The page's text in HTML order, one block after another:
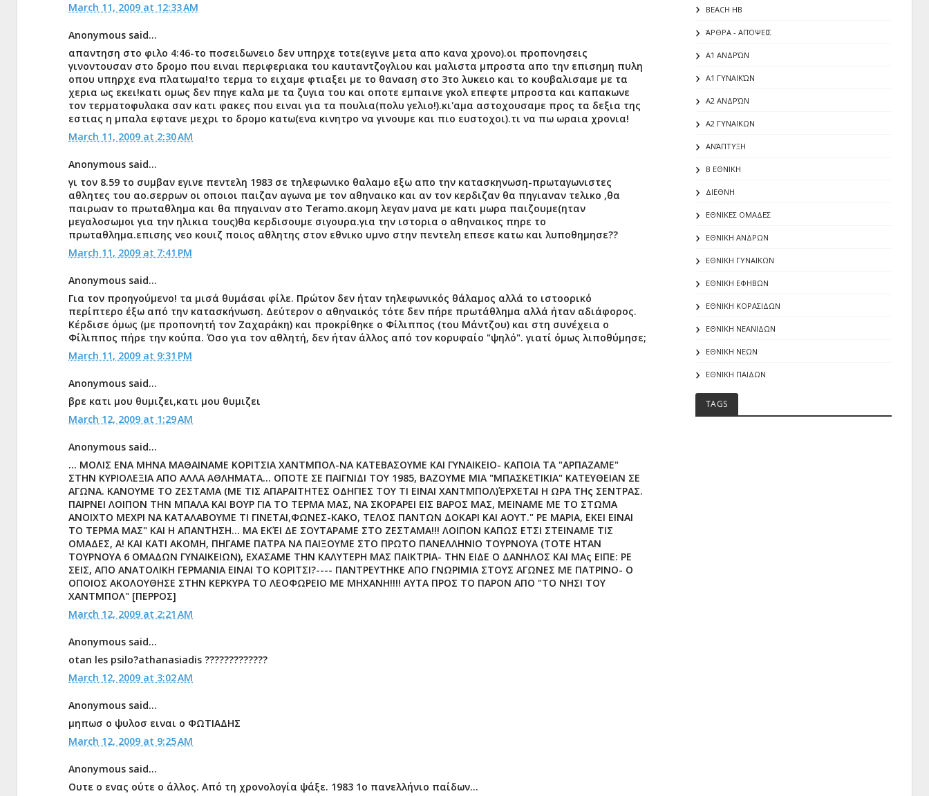
March 11, 2009 at 12:33 AM
Anonymous said...
απαντηση στο φιλο 4:46-το ποσειδωνειο δεν υπηρχε τοτε(εγινε μετα απο κανα χρονο).οι προπονησεις
γινοντουσαν στο δρομο που ειναι περιφεριακα του καυταντζογλιου και μαλιστα μπροστα απο την επισημη πυλη
οπου υπηρχε ενα πλατωμα!το τερμα το ειχαμε φτιαξει με το θαναση στο 3το λυκειο και το κουβαλισαμε με τα
χερια ως εκει!κατι ομως δεν πηγε καλα με τα ζυγια του και οποτε εμπαινε γκολ επεφτε μπροστα και καπακωνε
τον τερματοφυλακα σαν κατι φακες που ειναι για τα πουλια(πολυ γελιο!).κι'αμα αστοχουσαμε προς τα δεξια της
εστιας η μπαλα εφτανε μεχρι το δρομο κατω(ενα κινητρο να γινουμε και πιο ευστοχοι).τι να πω ωραια χρονια!
March 11, 2009 at 2:30 AM
Anonymous said...
γι τον 8.59 το συμβαν εγινε πεντελη 1983 σε τηλεφωνικο θαλαμο εξω απο την κατασκηνωση-πρωταγωνιστες
αθλητες του αο.σερρων οι οποιοι παιζαν αγωνα με τον αθηναικο και αν τον κερδιζαν θα πηγιαναν τελικο ,θα
παιρωαν το πρωταθλημα και θα πηγαιναν στο Teramo.ακομη λεγαν μανα με κατι μωρα παιζουμε(ηταν
μεγαλοσωμοι για την ηλικια τους)θα κερδισουμε σιγουρα.για την ιστορια ο αθηναικος πηρε το
πρωταθλημα.επισης νεο κουιζ ποιος αθλητης στον εθνικο υμνο στην πεντελη επεσε κατω και λυποθημησε??
March 11, 2009 at 7:41 PM
Anonymous said...
Για τον προηγούμενο! τα μισά θυμάσαι φίλε. Πρώτον δεν ήταν τηλεφωνικός θάλαμος αλλά το ιστοορικό
περίπτερο έξω από την κατασκήνωση. Δεύτερον ο αθηναικός τότε δεν πήρε πρωτάθλημα αλλά ήταν αδιάφορος.
Κέρδισε όμως (με προπονητή τον Ζαχαράκη) και προκρίθηκε ο Φίλιππος (του Μάντζου) και στη συνέχεια ο
Φίλιππος πήρε την κούπα. Όσο για τον αθλητή, δεν ήταν άλλος από τον κορυφαίο "ψηλό". γιατί όμως λιποθύμησε;
March 11, 2009 at 9:31 PM
Anonymous said...
βρε κατι μου θυμιζει,κατι μου θυμιζει
March 12, 2009 at 1:29 AM
Anonymous said...
... ΜΟΛΙΣ ΕΝΑ ΜΗΝΑ ΜΑΘΑΙΝΑΜΕ ΚΟΡΙΤΣΙΑ ΧΑΝΤΜΠΟΛ-ΝΑ ΚΑΤΕΒΑΣΟΥΜΕ ΚΑΙ ΓΥΝΑΙΚΕΙΟ- ΚΑΠΟΙΑ ΤΑ "ΑΡΠΑΖΑΜΕ"
ΣΤΗΝ ΚΥΡΙΟΛΕΞΙΑ ΑΠΟ ΑΛΛΑ ΑΘΛΗΜΑΤΑ... ΟΠΟΤΕ ΣΕ ΠΑΙΓΝΙΔΙ ΤΟΥ 1985, ΒΑΖΟΥΜΕ ΜΙΑ "ΜΠΑΣΚΕΤΙΚΙΑ" ΚΑΤΕΥΘΕΙΑΝ ΣΕ
ΑΓΩΝΑ. ΚΑΝΟΥΜΕ ΤΟ ΖΕΣΤΑΜΑ (ΜΕ ΤΙΣ ΑΠΑΡΑΙΤΗΤΕΣ ΟΔΗΓΙΕΣ ΤΟΥ ΤΙ ΕΙΝΑΙ ΧΑΝΤΜΠΟΛ)ΈΡΧΕΤΑΙ Η ΩΡΑ ΤΗς ΣΕΝΤΡΑΣ.
ΠΑΙΡΝΕΙ ΛΟΙΠΟΝ ΤΗΝ ΜΠΑΛΑ ΚΑΙ ΒΟΥΡ ΓΙΑ ΤΟ ΤΕΡΜΑ ΜΑΣ, ΝΑ ΣΚΟΡΑΡΕΙ ΕΙΣ ΒΑΡΟΣ ΜΑΣ, ΜΕΙΝΑΜΕ ΜΕ ΤΟ ΣΤΩΜΑ
ΑΝΟΙΧΤΟ ΜΕΧΡΙ ΝΑ ΚΑΤΑΛΑΒΟΥΜΕ ΤΙ ΓΙΝΕΤΑΙ,ΦΩΝΕΣ-ΚΑΚΟ, ΤΕΛΟΣ ΠΑΝΤΩΝ ΔΟΚΑΡΙ ΚΑΙ ΑΟΥΤ." ΡΕ ΜΑΡΙΑ, ΕΚΕΙ ΕΙΝΑΙ
ΤΟ ΤΕΡΜΑ ΜΑΣ" ΚΑΙ Η ΑΠΑΝΤΗΣΗ... ΜΑ ΕΚΈΙ ΔΕ ΣΟΥΤΑΡΑΜΕ ΣΤΟ ΖΕΣΤΑΜΑ!!! ΛΟΙΠΟΝ ΚΑΠΩΣ ΕΤΣΙ ΣΤΕΙΝΑΜΕ ΤΙΣ
ΟΜΑΔΕΣ, Α! ΚΑΙ ΚΑΤΙ ΑΚΟΜΗ, ΠΗΓΑΜΕ ΠΑΤΡΑ ΝΑ ΠΑΙΞΟΥΜΕ ΣΤΟ ΠΡΩΤΟ ΠΑΝΕΛΛΗΝΙΟ ΤΟΥΡΝΟΥΑ (ΤΟΤΕ ΗΤΑΝ
ΤΟΥΡΝΟΥΑ 6 ΟΜΑΔΩΝ ΓΥΝΑΙΚΕΙΩΝ), ΕΧΑΣΑΜΕ ΤΗΝ ΚΑΛΥΤΕΡΗ ΜΑΣ ΠΑΙΚΤΡΙΑ- ΤΗΝ ΕΙΔΕ Ο ΔΑΝΗΛΟΣ ΚΑΙ ΜΑς ΕΙΠΕ: ΡΕ
ΣΕΙΣ, ΑΠΟ ΑΝΑΤΟΛΙΚΗ ΓΕΡΜΑΝΙΑ ΕΙΝΑΙ ΤΟ ΚΟΡΙΤΣΙ?---- ΠΑΝΤΡΕΥΤΗΚΕ ΑΠΟ ΓΝΩΡΙΜΙΑ ΣΤΟΥΣ ΑΓΩΝΕΣ ΜΕ ΠΑΤΡΙΝΟ- Ο
ΟΠΟΙΟΣ ΑΚΟΛΟΥΘΗΣΕ ΣΤΗΝ ΚΕΡΚΥΡΑ ΤΟ ΛΕΟΦΩΡΕΙΟ ΜΕ ΜΗΧΑΝΗ!!!! ΑΥΤΑ ΠΡΟΣ ΤΟ ΠΑΡΟΝ ΑΠΟ "ΤΟ ΝΗΣΙ ΤΟΥ
ΧΑΝΤΜΠΟΛ" [ΠΕΡΡΟΣ]
March 12, 2009 at 2:21 AM
Anonymous said...
otan les psilo?athanasiadis ?????????????
March 12, 2009 at 3:02 AM
Anonymous said...
μηπωσ ο ψυλοσ ειναι ο ΦΩΤΙΑΔΗΣ
March 12, 2009 at 9:25 AM
Anonymous said...
Ουτε ο ενας ούτε ο άλλος. Από τη χρονολογία ψάξε. 1983 1ο πανελλήνιο παίδων...
BEACH HB
ΆΡΘΡΑ - ΑΠΌΨΕΙΣ
Α1 ΑΝΔΡΏΝ
Α1 ΓΥΝΑΙΚΏΝ
Α2 ΑΝΔΡΏΝ
Α2 ΓΥΝΑΙΚΩΝ
ΑΝΆΠΤΥΞΗ
Β ΕΘΝΙΚΗ
ΔΙΕΘΝΗ
ΕΘΝΙΚΕΣ ΟΜΑΔΕΣ
ΕΘΝΙΚΗ ΑΝΔΡΩΝ
ΕΘΝΙΚΗ ΓΥΝΑΙΚΩΝ
ΕΘΝΙΚΗ ΕΦΗΒΩΝ
ΕΘΝΙΚΗ ΚΟΡΑΣΙΔΩΝ
ΕΘΝΙΚΗ ΝΕΑΝΙΔΩΝ
ΕΘΝΙΚΗ ΝΕΩΝ
ΕΘΝΙΚΗ ΠΑΙΔΩΝ
TAGS